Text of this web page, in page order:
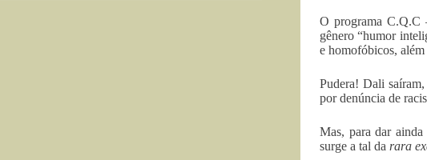
O programa C.Q.C
gênero “humor
e homofóbicos, além
Pudera! Dali
por denúncia de
Mas, para dar ainda
surge a tal da rara